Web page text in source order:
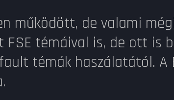
működött, de valami
FSE témáival is, de ott
témák haszálatától.